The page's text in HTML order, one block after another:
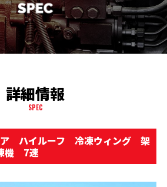
詳細情報
SPEC
ア ハイルーフ 冷凍ウィング 架
機 7速